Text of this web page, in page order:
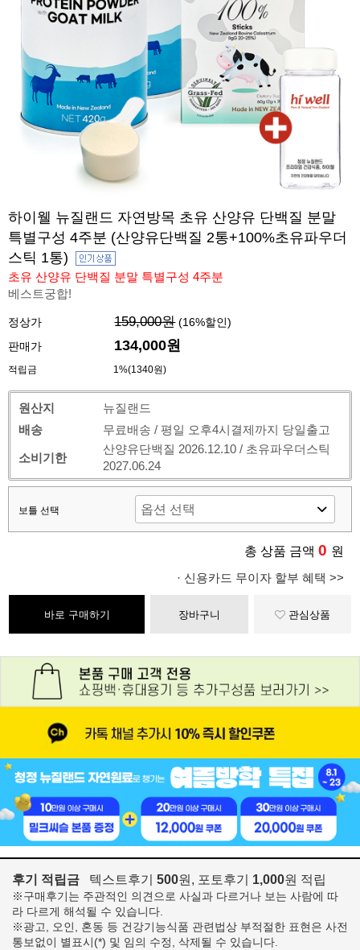
하이웰 뉴질랜드 자연방목 초유 산양유 단백질 분말
특별구성 4주분 (산양유단백질 2통+100%초유파우더
스틱 1통)
초유 산양유 단백질 분말 특별구성 4주분
베스트궁합!
정상가 159,000원 (16%할인)
판매가
134,000원
적립금 1%(1340원)
원산지
뉴질랜드
배송
무료배송 / 평일 오후4시결제까지 당일출고
소비기한
산양유단백질 2026.12.10 / 초유파우더스틱
2027.06.24
보틀 선택
총 상품 금액 0 원
· 신용카드 무이자 할부 혜택 >>
바로 구매하기 장바구니 관심상품
후기 적립금 텍스트후기 500원, 포토후기 1,000원 적립
※구매후기는 주관적인 의견으로 사실과 다르거나 보는 사람에 따
라 다르게 해석될 수 있습니다.
※광고, 오인, 혼동 등 건강기능식품 관련법상 부적절한 표현은 사전
통보없이 별표시(*) 및 임의 수정, 삭제될 수 있습니다.